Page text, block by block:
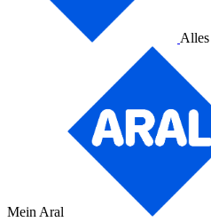
Alles
Mein Aral